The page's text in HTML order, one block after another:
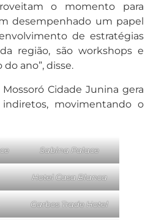
o momento para
desempenhado um papel
de estratégias
região, são workshops e
ano”, disse.
Cidade Junina gera
movimentando o
Sabina Palace
Hotel Casa Blanca
Garbos Trade Hotel